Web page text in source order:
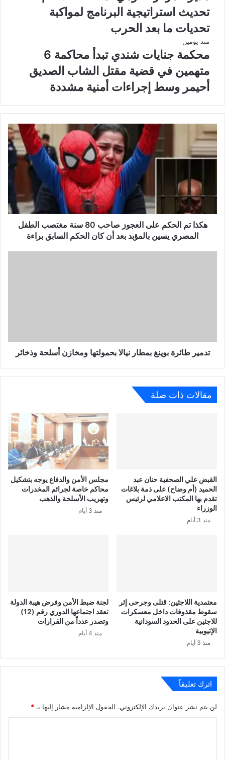
تحديث استراتيجية البرنامج لمواكبة
تحديات ما بعد الحرب
منذ يومين
محكمة جنايات شندي تبدأ محاكمة 6
متهمين في قضية مقتل الشاب الصديق
أحيمر وسط إجراءات أمنية مشددة
هكذا تم الحكم على العجوز صاحب 80 سنة مغتصب الطفل
المصري يسين بالمؤبد بعد أن كان الحكم السابق براءة
تدمير طائرة بوينغ بمطار نيالا بحمولتها ومخازن أسلحة وذخائر
مقالات ذات صلة
القبض علي الصحفية حنان عبد
الحميد (أم وضاح) على ذمة بلاغات
تقدم بها المكتب الاعلامي لرئيس
الوزراء
منذ 3 أيام
مجلس الأمن والدفاع يوجه بتشكيل
محاكم خاصة لجرائم المخدرات
وتهريب الأسلحة والذهب
منذ 3 أيام
معتمدية اللاجئين: قتلى وجرحى إثر
سقوط مقذوفات داخل معسكرات
للاجئين على الحدود السودانية
الإثيوبية
منذ 3 أيام
لجنة ضبط الأمن وفرض هيبة الدولة
تعقد اجتماعها الدوري رقم (12)
وتصدر عدداً من القرارات
منذ 4 أيام
اترك تعليقاً
لن يتم نشر عنوان بريدك الإلكتروني. الحقول الإلزامية مشار إليها بـ*